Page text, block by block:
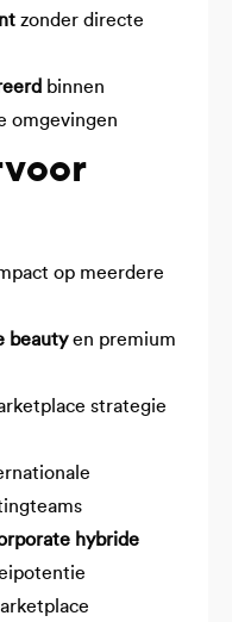
zonder directe
binnen
omgevingen
op meerdere
beautyen premium
strategie
hybride